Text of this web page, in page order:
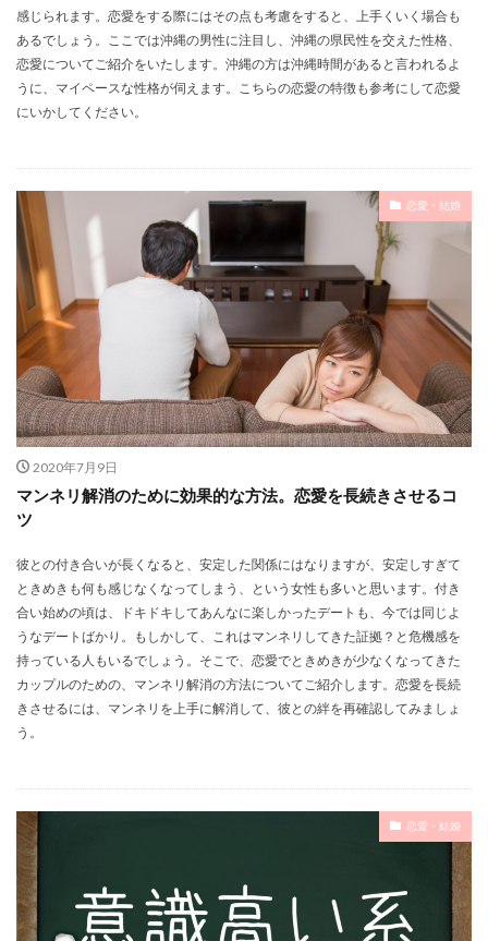
感じられます。恋愛をする際にはその点も考慮をすると、上手くいく場合も
あるでしょう。ここでは沖縄の男性に注目し、沖縄の県民性を交えた性格、
恋愛についてご紹介をいたします。沖縄の方は沖縄時間があると言われるよ
うに、マイペースな性格が伺えます。こちらの恋愛の特徴も参考にして恋愛
にいかしてください。
恋愛・結婚
2020年7月9日
マンネリ解消のために効果的な方法。恋愛を長続きさせるコ
ツ
彼との付き合いが長くなると、安定した関係にはなりますが、安定しすぎて
ときめきも何も感じなくなってしまう、という女性も多いと思います。付き
合い始めの頃は、ドキドキしてあんなに楽しかったデートも、今では同じよ
うなデートばかり。もしかして、これはマンネリしてきた証拠？と危機感を
持っている人もいるでしょう。そこで、恋愛でときめきが少なくなってきた
カップルのための、マンネリ解消の方法についてご紹介します。恋愛を長続
きさせるには、マンネリを上手に解消して、彼との絆を再確認してみましょ
う。
恋愛・結婚